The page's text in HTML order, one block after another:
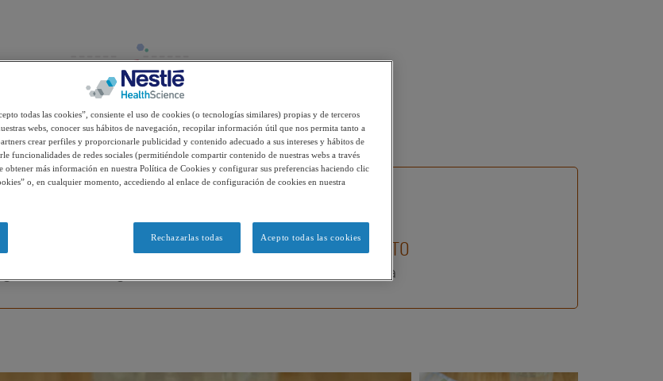
nutricional para 1 persona:
FIBRA TEXTURA MOMENTO
Comida
todas las cookies”, consiente el uso de cookies (o tecnologías similares) propias y de terceros
webs, conocer sus hábitos de navegación, recopilar información útil que nos permita tanto a
crear perfiles y proporcionarle publicidad y contenido adecuado a sus intereses y hábitos de
funcionalidades de redes sociales (permitiéndole compartir contenido de nuestras webs a través
obtener más información en nuestra Política de Cookies y configurar sus preferencias haciendo clic
o, en cualquier momento, accediendo al enlace de configuración de cookies en nuestra
Rechazarlas todas Acepto todas las cookies